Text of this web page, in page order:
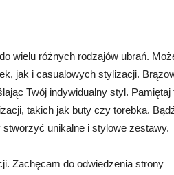
wielu różnych rodzajów ubrań.
jak i casualowych stylizacji.
Twój indywidualny styl. Pamiętaj
takich jak buty czy torebka.
unikalne i stylowe zestawy.
Zachęcam do odwiedzenia strony